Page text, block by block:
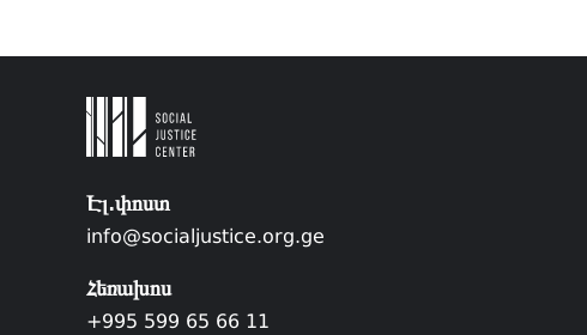
Էլ.փոստ
info@socialjustice.org.ge
Հեռախոս
+995 599 65 66 11